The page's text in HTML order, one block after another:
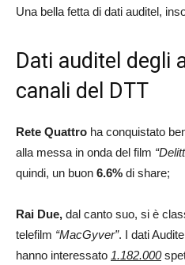
Una bella fetta di dati auditel,
Dati auditel degli
canali del DTT
Rete Quattro ha conquistato
alla messa in onda del film
quindi, un buon 6.6% di share;
Rai Due, dal canto suo, si è
telefilm “MacGyver”. I dati
hanno interessato 1.182.000